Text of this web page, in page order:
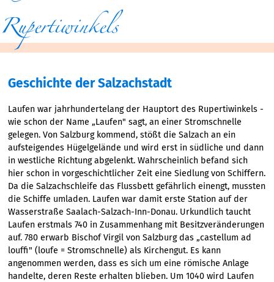
Rupertiwinkels
Geschichte der Salzachstadt
Laufen war jahrhundertelang der Hauptort des Rupertiwinkels -
wie schon der Name „Laufen" sagt, an einer Stromschnelle
gelegen. Von Salzburg kommend, stößt die Salzach an ein
aufsteigendes Hügelgelände und wird erst in südliche und dann
in westliche Richtung abgelenkt. Wahrscheinlich befand sich
hier schon in vorgeschichtlicher Zeit eine Siedlung von Schiffern.
Da die Salzachschleife das Flussbett gefährlich einengt, mussten
die Schiffe umladen. Laufen war damit erste Station auf der
Wasserstraße Saalach-Salzach-Inn-Donau. Urkundlich taucht
Laufen erstmals 740 in Zusammenhang mit Besitzveränderungen
auf. 780 erwarb Bischof Virgil von Salzburg das „castellum ad
louffi" (loufe = Stromschnelle) als Kirchengut. Es kann
angenommen werden, dass es sich um eine römische Anlage
handelte, deren Reste erhalten blieben. Um 1040 wird Laufen